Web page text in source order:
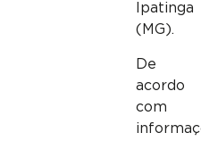
Ipatinga
(MG).
De
acordo
com